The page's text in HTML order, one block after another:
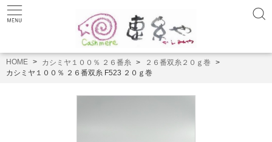
HOME カシミヤ１００％ ２６番糸
２６番双糸２０ｇ巻
カシミヤ１００％ ２６番双糸 F523 ２０ｇ巻